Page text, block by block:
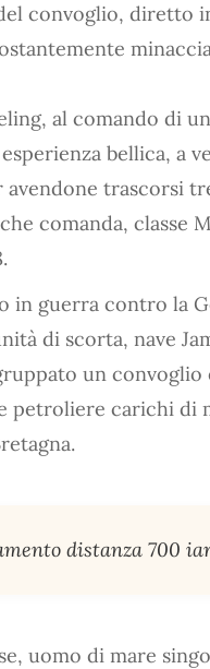
convoglio, diretto
al comando di
bellica, a
avendone trascorsi
comanda, classe
in guerra contro la
di scorta, nave
un convoglio
carichi di
distanza 700
uomo di mare